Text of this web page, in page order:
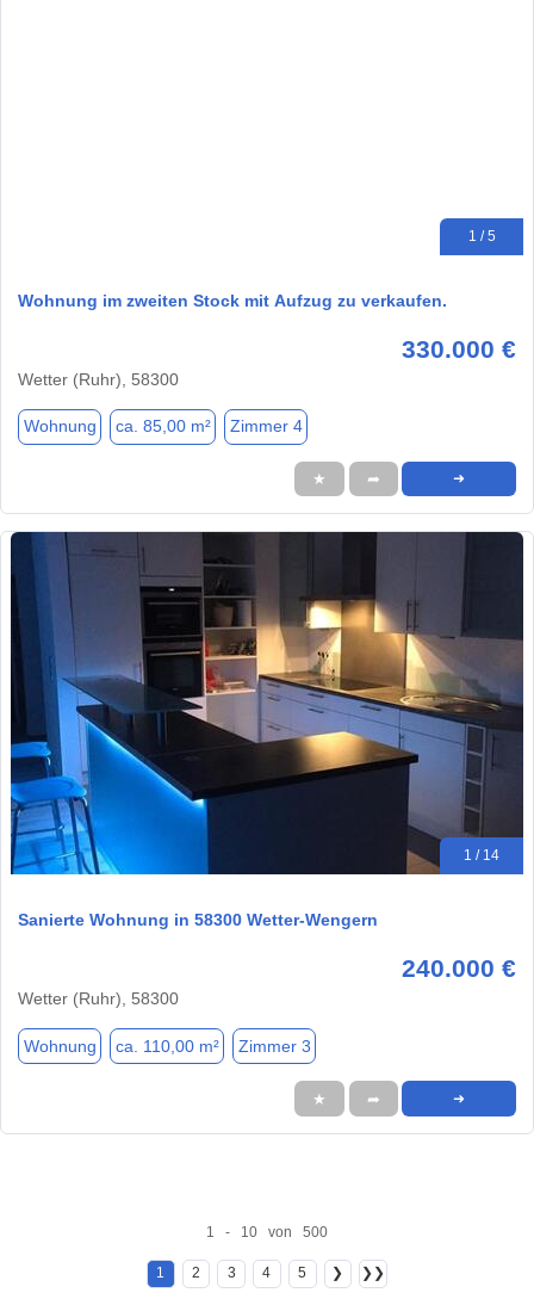
1 / 5
Wohnung im zweiten Stock mit Aufzug zu verkaufen.
330.000 €
Wetter (Ruhr), 58300
Wohnung ca. 85,00 m² Zimmer 4
★ ➦ ➜
1 / 14
Sanierte Wohnung in 58300 Wetter-Wengern
240.000 €
Wetter (Ruhr), 58300
Wohnung ca. 110,00 m² Zimmer 3
★ ➦ ➜
1 - 10 von 500
1 2 3 4 5 ❯ ❯❯